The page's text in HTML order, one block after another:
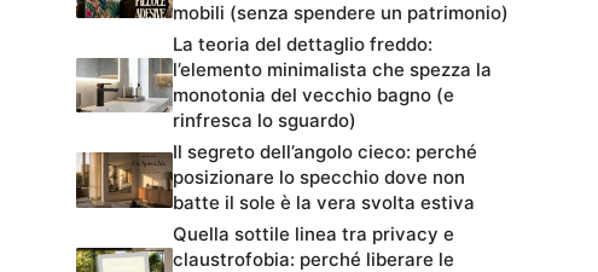
mobili (senza spendere un patrimonio)
La teoria del dettaglio freddo:
l’elemento minimalista che spezza la
monotonia del vecchio bagno (e
rinfresca lo sguardo)
Il segreto dell’angolo cieco: perché
posizionare lo specchio dove non
batte il sole è la vera svolta estiva
Quella sottile linea tra privacy e
claustrofobia: perché liberare le